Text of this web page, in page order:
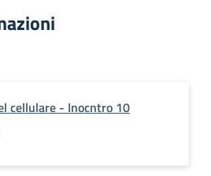
cellulare - Inocntro 10